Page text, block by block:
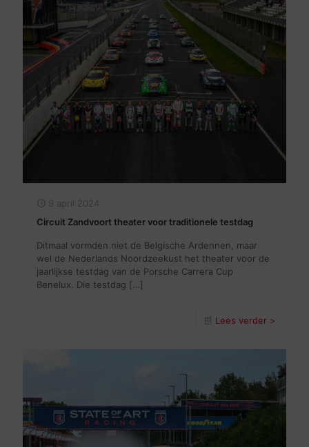
9 april 2024
Circuit Zandvoort theater voor traditionele testdag
Ditmaal vormden niet de Belgische Ardennen, maar
wel de Nederlands Noordzeekust het theater voor de
jaarlijkse testdag van de Porsche Carrera Cup
Benelux. Die testdag […]
Lees verder >